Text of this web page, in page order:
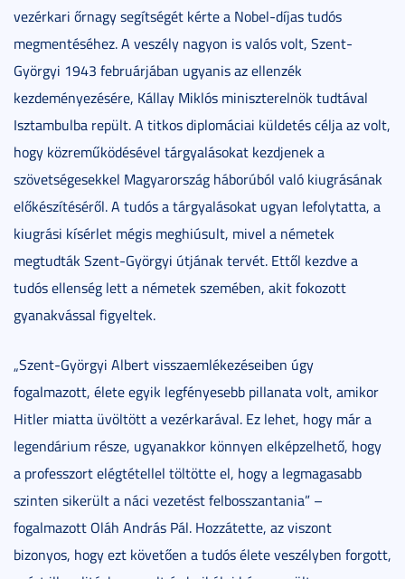
vezérkari őrnagy segítségét kérte a Nobel-díjas tudós
megmentéséhez. A veszély nagyon is valós volt, Szent-
Györgyi 1943 februárjában ugyanis az ellenzék
kezdeményezésére, Kállay Miklós miniszterelnök tudtával
Isztambulba repült. A titkos diplomáciai küldetés célja az volt,
hogy közreműködésével tárgyalásokat kezdjenek a
szövetségesekkel Magyarország háborúból való kiugrásának
előkészítéséről. A tudós a tárgyalásokat ugyan lefolytatta, a
kiugrási kísérlet mégis meghiúsult, mivel a németek
megtudták Szent-Györgyi útjának tervét. Ettől kezdve a
tudós ellenség lett a németek szemében, akit fokozott
gyanakvással figyeltek.
„Szent-Györgyi Albert visszaemlékezéseiben úgy
fogalmazott, élete egyik legfényesebb pillanata volt, amikor
Hitler miatta üvöltött a vezérkarával. Ez lehet, hogy már a
legendárium része, ugyanakkor könnyen elképzelhető, hogy
a professzort elégtétellel töltötte el, hogy a legmagasabb
szinten sikerült a náci vezetést felbosszantania” –
fogalmazott Oláh András Pál. Hozzátette, az viszont
bizonyos, hogy ezt követően a tudós élete veszélyben forgott,